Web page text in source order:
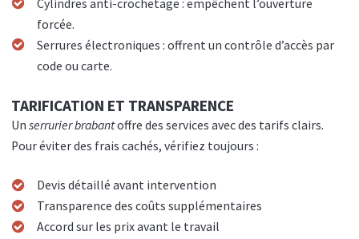
Cylindres anti-crochetage : empêchent l’ouverture
forcée.
Serrures électroniques : offrent un contrôle d’accès par
code ou carte.
TARIFICATION ET TRANSPARENCE
Un serrurier brabantoffre des services avec des tarifs clairs.
Pour éviter des frais cachés, vérifiez toujours :
Devis détaillé avant intervention
Transparence des coûts supplémentaires
Accord sur les prix avant le travail